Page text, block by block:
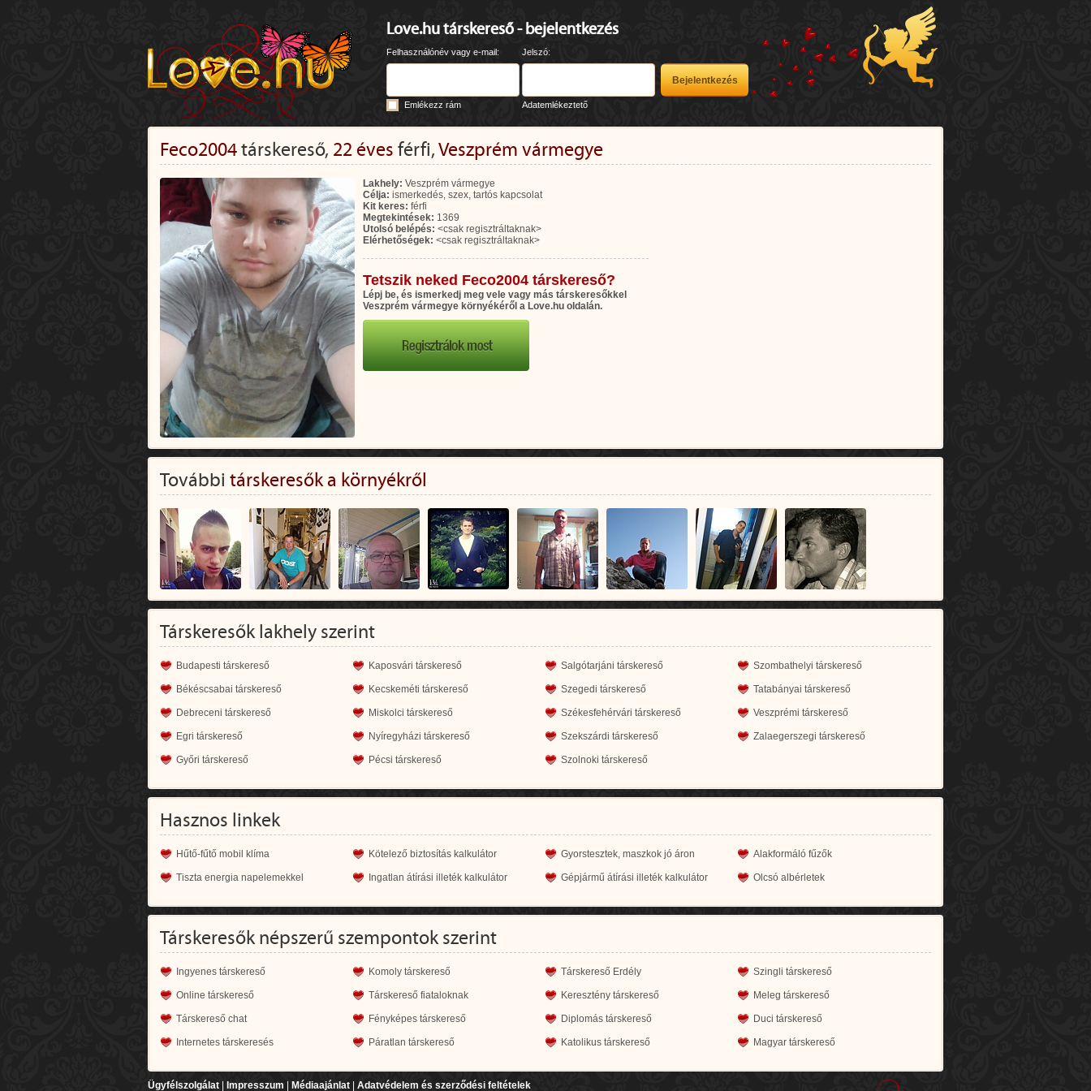
Love.hu társkereső - bejelentkezés
Felhasználónév vagy e-mail: Jelszó:
Emlékezz rám Adatemlékeztető
Feco2004társkereső, 22 éves férfi,Veszprém vármegye
Lakhely: Veszprém vármegye
Célja: ismerkedés, szex, tartós kapcsolat
Kit keres: férfi
Megtekintések: 1369
Utolsó belépés: <csak regisztráltaknak>
Elérhetőségek: <csak regisztráltaknak>
Tetszik neked Feco2004 társkereső?
Lépj be, és ismerkedj meg vele vagy más társkeresőkkel
Veszprém vármegye környékéről a Love.hu oldalán.
További társkeresők a környékről
Társkeresők lakhely szerint
Budapesti társkereső Kaposvári társkereső Salgótarjáni társkereső Szombathelyi társkereső
Békéscsabai társkereső Kecskeméti társkereső Szegedi társkereső Tatabányai társkereső
Debreceni társkereső Miskolci társkereső Székesfehérvári társkereső Veszprémi társkereső
Egri társkereső Nyíregyházi társkereső Szekszárdi társkereső Zalaegerszegi társkereső
Győri társkereső Pécsi társkereső Szolnoki társkereső
Hasznos linkek
Hűtő-fűtő mobil klíma Kötelező biztosítás kalkulátor Gyorstesztek, maszkok jó áron Alakformáló fűzők
Tiszta energia napelemekkel Ingatlan átírási illeték kalkulátor Gépjármű átírási illeték kalkulátor Olcsó albérletek
Társkeresők népszerű szempontok szerint
Ingyenes társkereső Komoly társkereső Társkereső Erdély Szingli társkereső
Online társkereső Társkereső fiataloknak Keresztény társkereső Meleg társkereső
Társkereső chat Fényképes társkereső Diplomás társkereső Duci társkereső
Internetes társkeresés Páratlan társkereső Katolikus társkereső Magyar társkereső
Ügyfélszolgálat Impresszum Médiaajánlat Adatvédelem és szerződési feltételek